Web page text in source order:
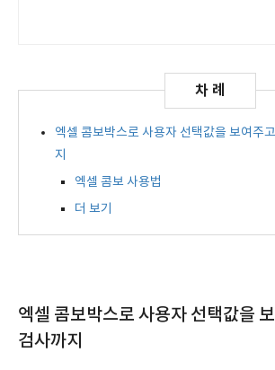
엑셀 콤보박스로 사용자 선택값을 보여주
지
엑셀 콤보 사용법
더 보기
엑셀 콤보박스로 사용자 선택값을
검사까지